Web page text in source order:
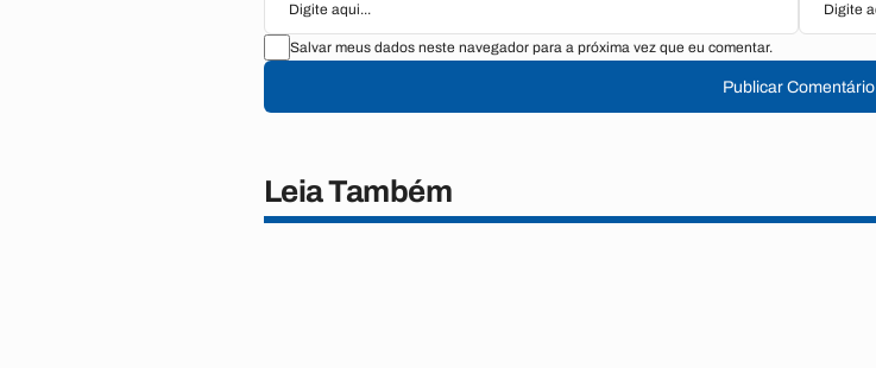
Salvar meus dados neste navegador para a próxima vez que eu comentar.
Publicar Comentário
Leia Também